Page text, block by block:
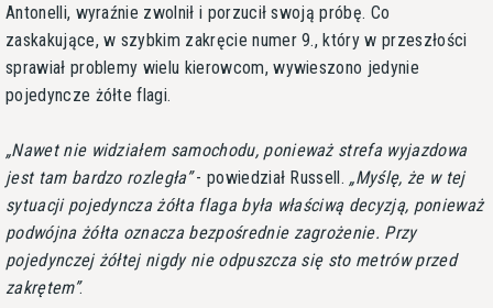
Antonelli, wyraźnie zwolnił i porzucił swoją próbę. Co
zaskakujące, w szybkim zakręcie numer 9., który w przeszłości
sprawiał problemy wielu kierowcom, wywieszono jedynie
pojedyncze żółte flagi.
Nawet nie widziałem samochodu, ponieważ strefa wyjazdowa
jest tam bardzo rozległa - powiedział Russell.
Myślę, że w tej
sytuacji pojedyncza żółta flaga była właściwą decyzją, ponieważ
podwójna żółta oznacza bezpośrednie zagrożenie. Przy
pojedynczej żółtej nigdy nie odpuszcza się sto metrów przed
zakrętem .